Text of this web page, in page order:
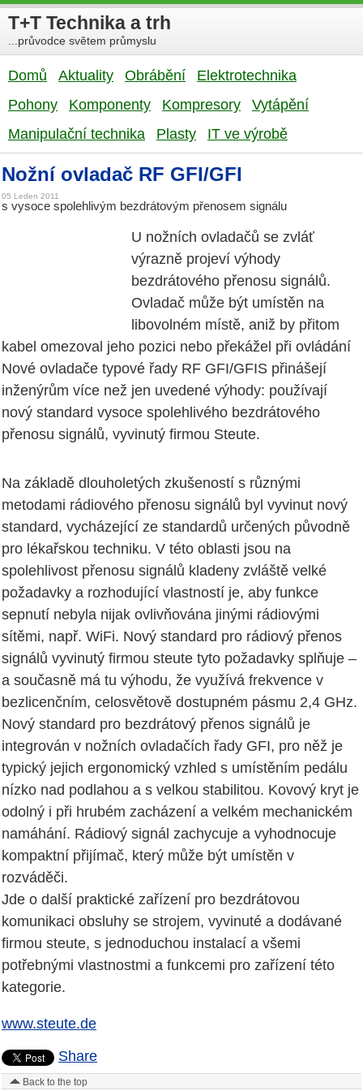
T+T Technika a trh
...průvodce světem průmyslu
Domů Aktuality Obrábění
Elektrotechnika
Pohony
Komponenty Kompresory
Vytápění
Manipulační technika
Plasty IT ve výrobě
Nožní ovladač RF GFI/GFI
05 Leden 2011
s vysoce spolehlivým bezdrátovým přenosem signálu
U nožních ovladačů se zvláť
výrazně projeví výhody
bezdrátového přenosu signálů.
Ovladač může být umístěn na
libovolném místě, aniž by přitom
kabel omezoval jeho pozici nebo překážel při ovládání
Nové ovladače typové řady RF GFI/GFIS přinášejí
inženýrům více než jen uvedené výhody: používají
nový standard vysoce spolehlivého bezdrátového
přenosu signálů, vyvinutý firmou Steute.
Na základě dlouholetých zkušeností s různými
metodami rádiového přenosu signálů byl vyvinut nový
standard, vycházející ze standardů určených původně
pro lékařskou techniku. V této oblasti jsou na
spolehlivost přenosu signálů kladeny zvláště velké
požadavky a rozhodující vlastností je, aby funkce
sepnutí nebyla nijak ovlivňována jinými rádiovými
sítěmi, např. WiFi. Nový standard pro rádiový přenos
signálů vyvinutý firmou steute tyto požadavky splňuje –
a současně má tu výhodu, že využívá frekvence v
bezlicenčním, celosvětově dostupném pásmu 2,4 GHz.
Nový standard pro bezdrátový přenos signálů je
integrován v nožních ovladačích řady GFI, pro něž je
typický jejich ergonomický vzhled s umístěním pedálu
nízko nad podlahou a s velkou stabilitou. Kovový kryt je
odolný i při hrubém zacházení a velkém mechanickém
namáhání. Rádiový signál zachycuje a vyhodnocuje
kompaktní přijímač, který může být umístěn v
rozváděči.
Jde o další praktické zařízení pro bezdrátovou
komunikaci obsluhy se strojem, vyvinuté a dodávané
firmou steute, s jednoduchou instalací a všemi
potřebnými vlastnostmi a funkcemi pro zařízení této
kategorie.
www.steute.de
Share
Back to the top